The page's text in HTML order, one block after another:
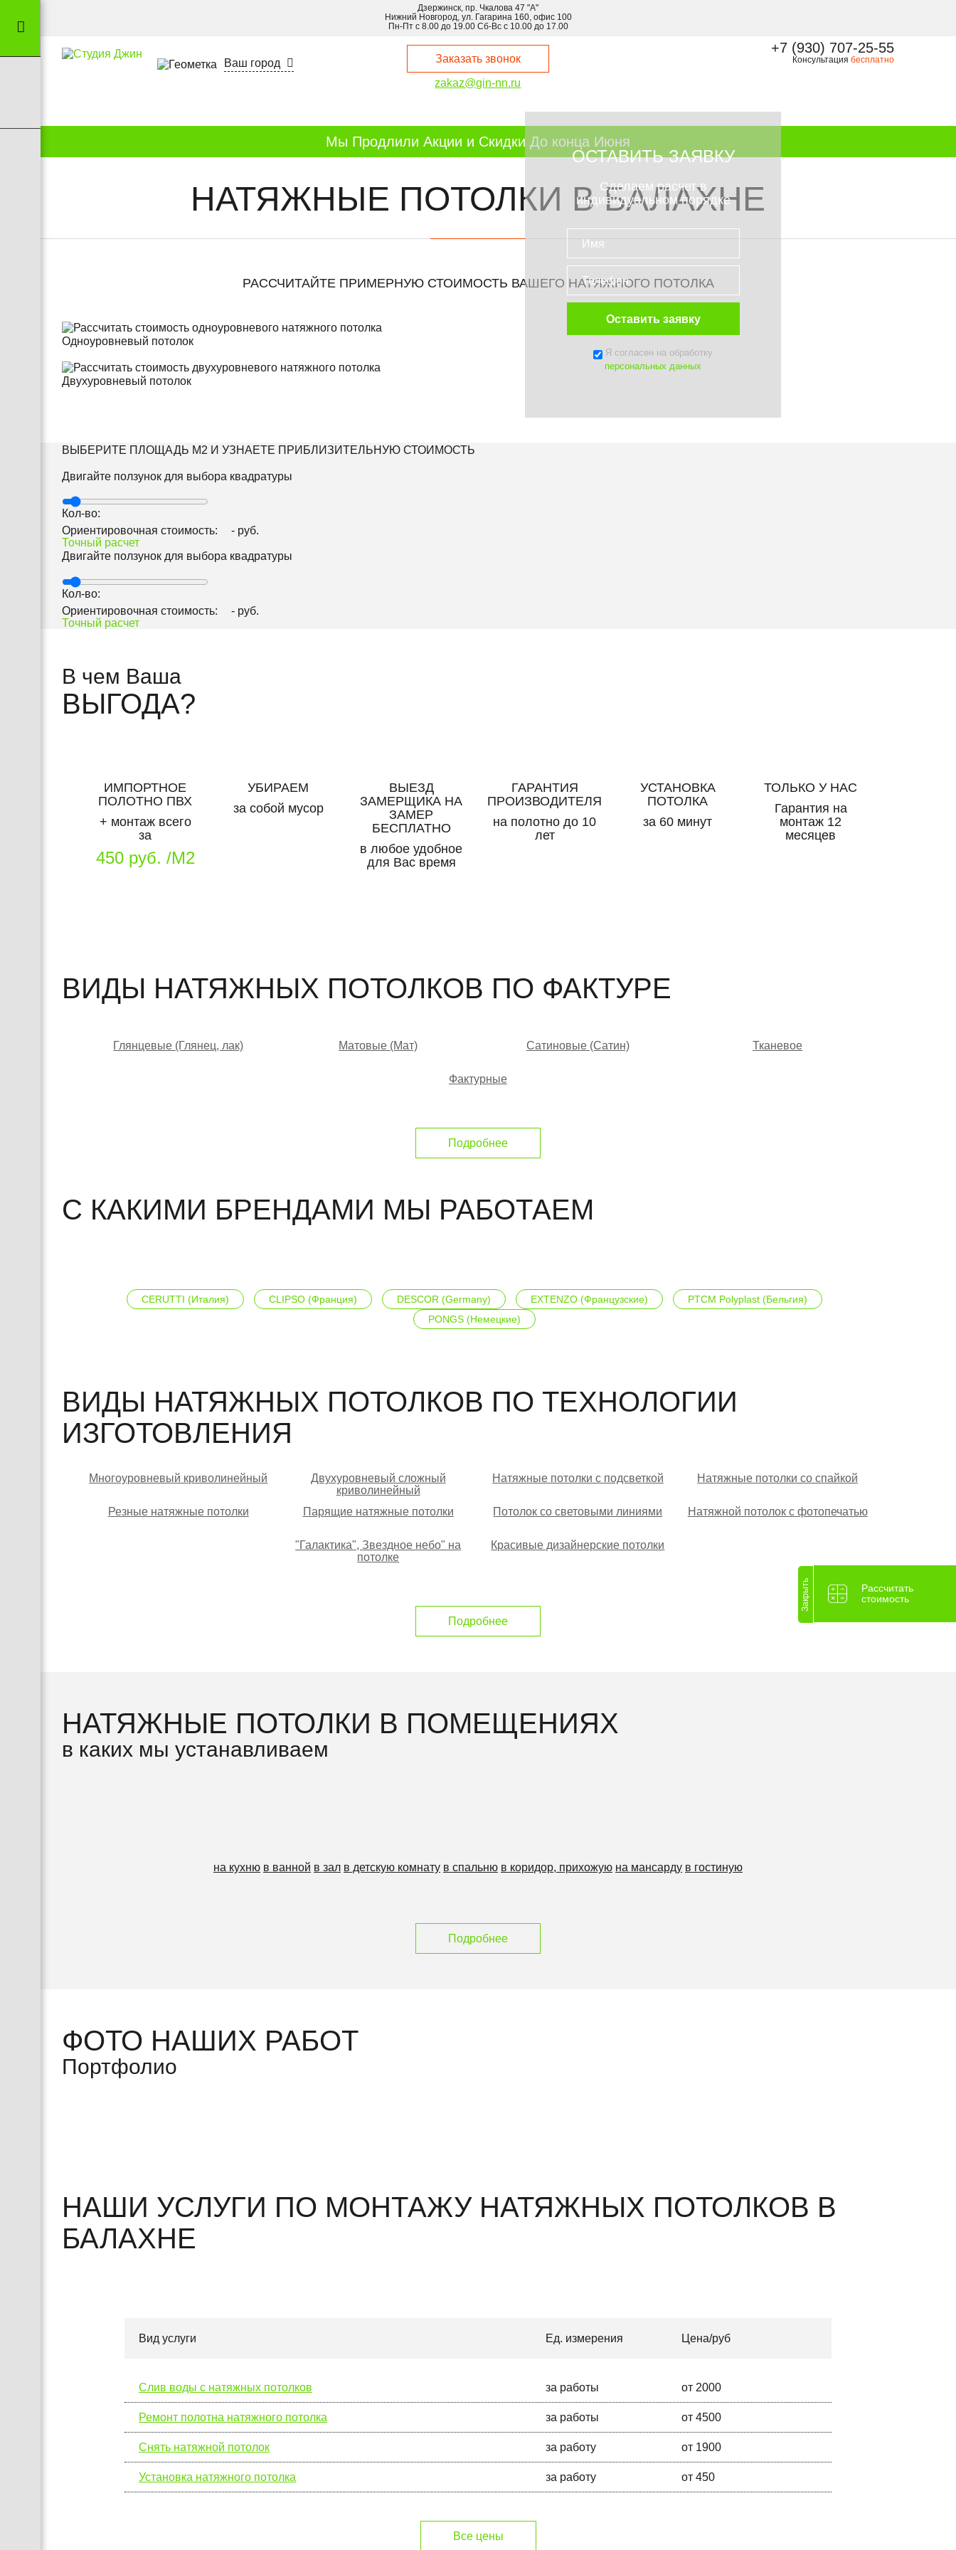
Дзержинск, пр. Чкалова 47 "А"
Нижний Новгород, ул. Гагарина 160, офис 100
Пн-Пт с 8.00 до 19.00 Сб-Вс с 10.00 до 17.00
Ваш город
Заказать звонок
zakaz@gin-nn.ru
+7 (930) 707-25-55
Консультация бесплатно
Мы Продлили Акции и Скидки До конца Июня
ОСТАВИТЬ ЗАЯВКУ
Сделаем расчет в
индивидуальном порядке
Я согласен на обработку
персональных данных
НАТЯЖНЫЕ ПОТОЛКИ В БАЛАХНЕ
РАССЧИТАЙТЕ ПРИМЕРНУЮ СТОИМОСТЬ ВАШЕГО НАТЯЖНОГО ПОТОЛКА
Одноуровневый потолок
Двухуровневый потолок
ВЫБЕРИТЕ ПЛОЩАДЬ М2 И УЗНАЕТЕ ПРИБЛИЗИТЕЛЬНУЮ СТОИМОСТЬ
Двигайте ползунок для выбора квадратуры
Кол-во:
Ориентировочная стоимость:
- руб.
Точный расчет
Двигайте ползунок для выбора квадратуры
Кол-во:
Ориентировочная стоимость:
- руб.
Точный расчет
В чем Ваша
ВЫГОДА?
ИМПОРТНОЕ
ПОЛОТНО ПВХ
+ монтаж всего
за
450 руб. /М2
УБИРАЕМ
за собой мусор
ВЫЕЗД
ЗАМЕРЩИКА НА
ЗАМЕР
БЕСПЛАТНО
в любое удобное
для Вас время
ГАРАНТИЯ
ПРОИЗВОДИТЕЛЯ
на полотно до 10
лет
УСТАНОВКА
ПОТОЛКА
за 60 минут
ТОЛЬКО У НАС
Гарантия на
монтаж 12
месяцев
ВИДЫ НАТЯЖНЫХ ПОТОЛКОВ ПО ФАКТУРЕ
Глянцевые (Глянец, лак) Матовые (Мат) Сатиновые (Сатин) Тканевое
Фактурные
Подробнее
С КАКИМИ БРЕНДАМИ МЫ РАБОТАЕМ
CERUTTI (Италия) CLIPSO (Франция) DESCOR (Germany) EXTENZO (Французские)
PTCM Polyplast (Бельгия)
PONGS (Немецкие)
ВИДЫ НАТЯЖНЫХ ПОТОЛКОВ ПО ТЕХНОЛОГИИ
ИЗГОТОВЛЕНИЯ
Многоуровневый криволинейный
Двухуровневый сложный
криволинейный
Натяжные потолки с подсветкой Натяжные потолки со спайкой
Резные натяжные потолки Парящие натяжные потолки Потолок со световыми линиями Натяжной потолок с фотопечатью
"Галактика", Звездное небо" на
потолке
Красивые дизайнерские потолки
Подробнее
НАТЯЖНЫЕ ПОТОЛКИ В ПОМЕЩЕНИЯХ
в каких мы устанавливаем
на кухню в ванной в зал в детскую комнату в спальню в коридор, прихожую на мансарду в гостиную
Подробнее
ФОТО НАШИХ РАБОТ
Портфолио
НАШИ УСЛУГИ ПО МОНТАЖУ НАТЯЖНЫХ ПОТОЛКОВ В
БАЛАХНЕ
Вид услуги Ед. измерения Цена/руб
Слив воды с натяжных потолков за работы от 2000
Ремонт полотна натяжного потолка за работы от 4500
Снять натяжной потолок за работу от 1900
Установка натяжного потолка за работу от 450
Все цены
Закрыть
Рассчитать
стоимость